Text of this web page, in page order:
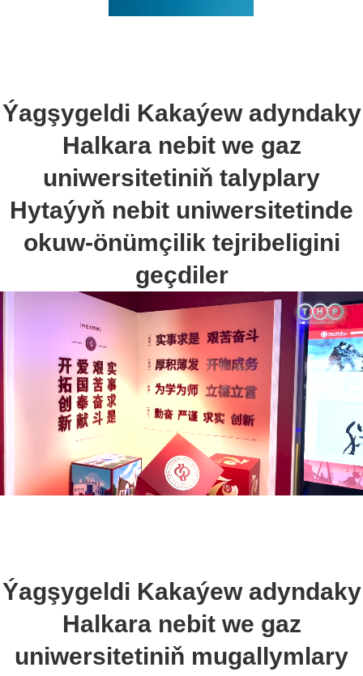
Ýagşygeldi Kakaýew adyndaky
Halkara nebit we gaz
uniwersitetiniň talyplary
Hytaýyň nebit uniwersitetinde
okuw-önümçilik tejribeligini
geçdiler
Ýagşygeldi Kakaýew adyndaky
Halkara nebit we gaz
uniwersitetiniň mugallymlary